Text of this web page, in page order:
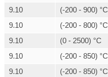
9.10
(-200 - 900) °C
9.10
(-200 - 800) °C
9.10
(0 - 2500) °C
9.10
(-200 - 850) °C
9.10
(-200 - 850) °C